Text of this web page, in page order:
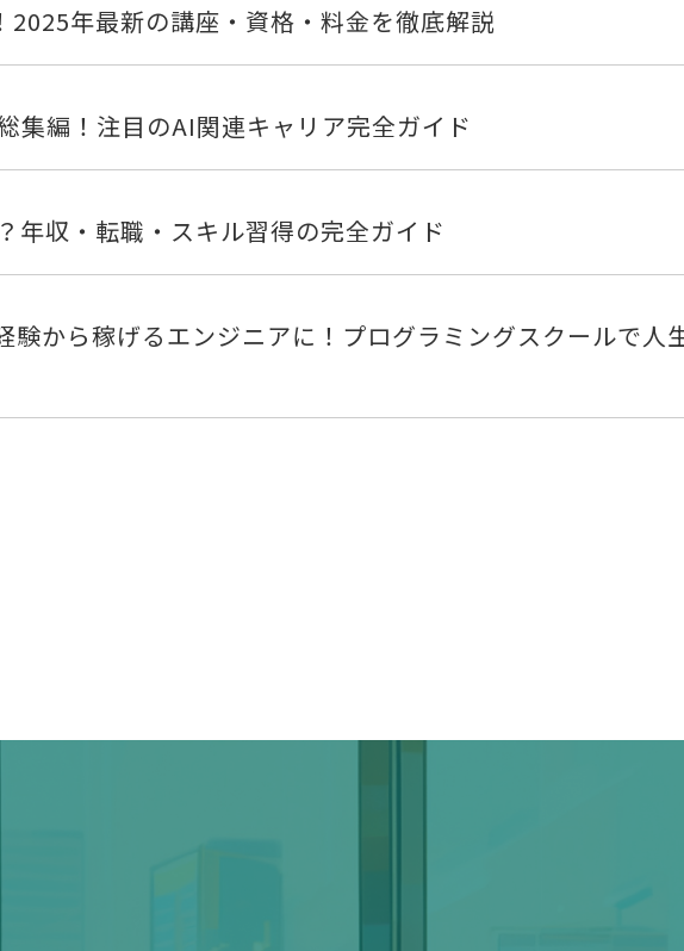
年最新の講座・資格・料金を徹底解説
集編！注目のAI関連キャリア完全ガイド
年収・転職・スキル習得の完全ガイド
から稼げるエンジニアに！プログラミングスクールで人